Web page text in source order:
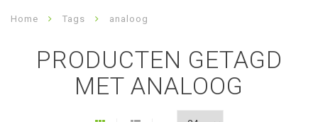
Home Tags analoog
PRODUCTEN GETAGD
MET ANALOOG